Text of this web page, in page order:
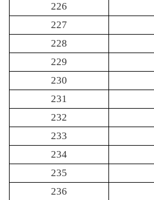
226
227
228
229
230
231
232
233
234
235
236